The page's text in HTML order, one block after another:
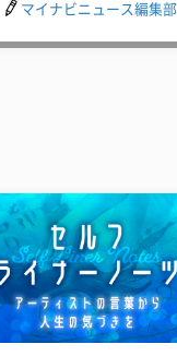
マイナビニュース編集部